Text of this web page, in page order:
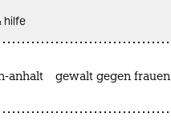
hilfe
anhalt gewalt gegen frauen